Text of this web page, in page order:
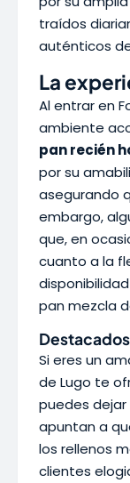
traídos
auténticos
La
Al entrar en
ambiente
pan recién
por su
asegurando
embargo,
que, en
cuanto a la
pan mezcla
Si eres un
de Lugo te
puedes dejar
apuntan a
los rellenos
clientes